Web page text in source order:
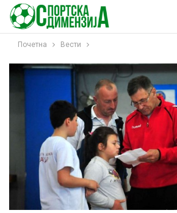
Почетна Вести